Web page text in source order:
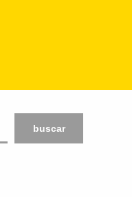
buscar